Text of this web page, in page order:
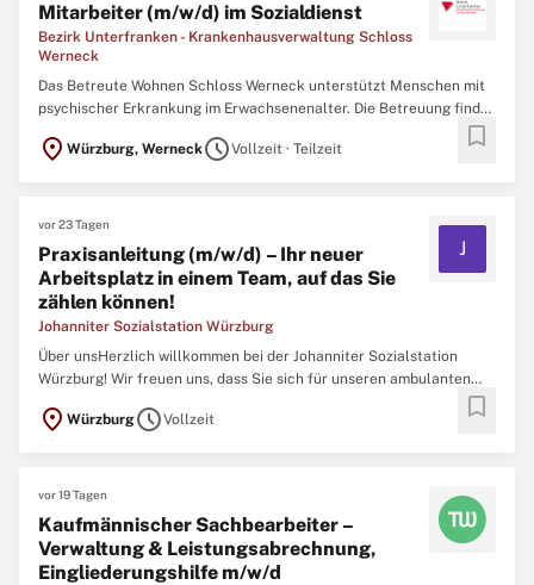
Mitarbeiter (m/w/d) im Sozialdienst
Bezirk Unterfranken - Krankenhausverwaltung Schloss
Werneck
Das Betreute Wohnen Schloss Werneck unterstützt Menschen mit
psychischer Erkrankung im Erwachsenenalter. Die Betreuung findet
Erkrankung Unterstützung benötigen, jedoch nicht ganztags oder
location_on Würzburg, WerneckscheduleVollzeit · Teilzeit bookmark
vor 23 Tagen
Praxisanleitung (m/w/d) – Ihr neuer
Arbeitsplatz in einem Team, auf das Sie
zählen können!
Johanniter Sozialstation Würzburg
J
Über unsHerzlich willkommen bei der Johanniter Sozialstation
Würzburg! Wir freuen uns, dass Sie sich für unseren ambulanten
Pflegedienst in Würzburg interessieren. Seit 31 Jahren unterstützen
wir Patient:innen in Würzburg und im Umkreis von etwa 10
location_on WürzburgscheduleVollzeit bookmark
vor 19 Tagen
Kaufmännischer Sachbearbeiter –
Verwaltung & Leistungsabrechnung,
Eingliederungshilfe m/w/d